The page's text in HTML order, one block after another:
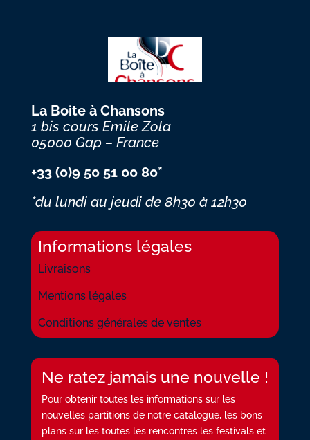
La Boite à Chansons
1 bis cours Emile Zola
05000 Gap – France
+33 (0)9 50 51 00 80*
*du lundi au jeudi de 8h30 à 12h30
Informations légales
Livraisons
Mentions légales
Conditions générales de ventes
Ne ratez jamais une nouvelle !
Pour obtenir toutes les informations sur les
nouvelles partitions de notre catalogue, les bons
plans sur les toutes les rencontres les festivals et